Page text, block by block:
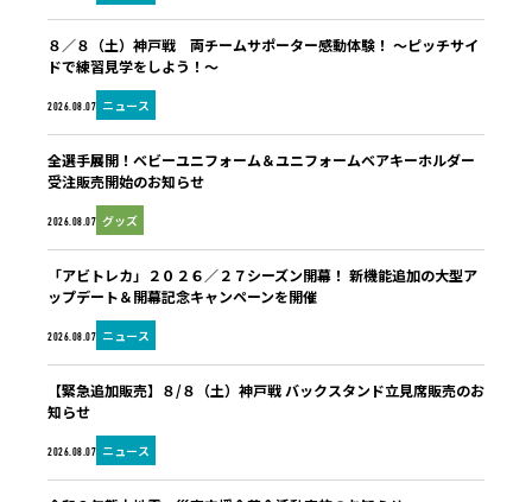
2026.08.07 ニュース
８／８（土）神戸戦 両チームサポーター感動体験！ ～ピッチサイ
ドで練習見学をしよう！～
2026.08.07 グッズ
全選手展開！ベビーユニフォーム＆ユニフォームベアキーホルダー
受注販売開始のお知らせ
2026.08.07 ニュース
「アビトレカ」２０２６／２７シーズン開幕！ 新機能追加の大型ア
ップデート＆開幕記念キャンペーンを開催
2026.08.07 ニュース
【緊急追加販売】８/８（土）神戸戦 バックスタンド立見席販売のお
知らせ